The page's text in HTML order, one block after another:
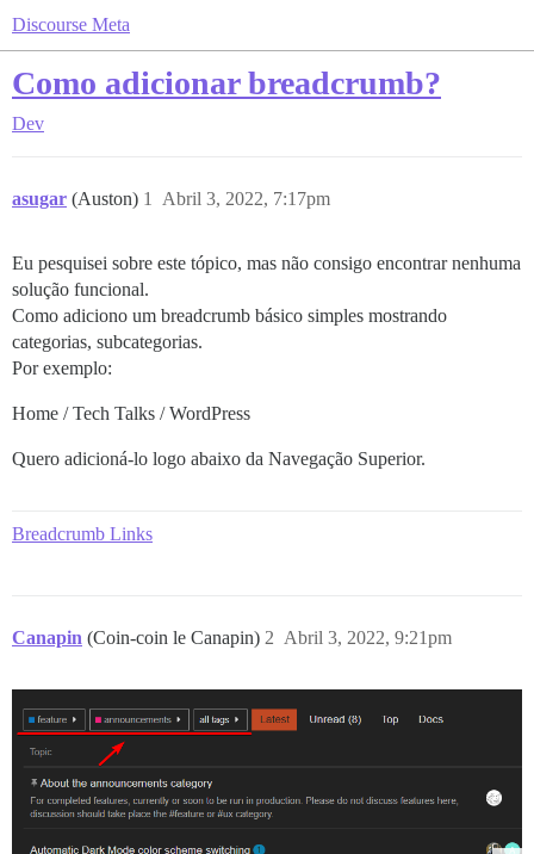
Discourse Meta
Como adicionar breadcrumb?
Dev
asugar (Auston) Abril 3, 2022, 7:17pm
1
Eu pesquisei sobre este tópico, mas não consigo encontrar nenhuma
solução funcional.
Como adiciono um breadcrumb básico simples mostrando
categorias, subcategorias.
Por exemplo:
Home / Tech Talks / WordPress
Quero adicioná-lo logo abaixo da Navegação Superior.
Breadcrumb Links
Canapin (Coin-coin le Canapin) Abril 3, 2022, 9:21pm
2